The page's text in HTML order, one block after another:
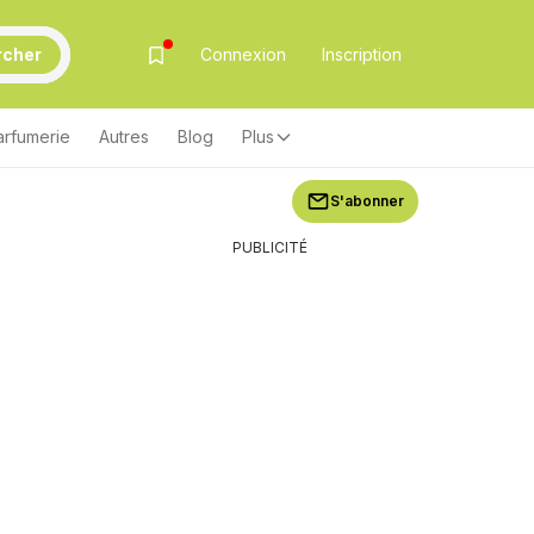
Connexion Inscription
Autres Blog Plus
S'abonner
PUBLICITÉ